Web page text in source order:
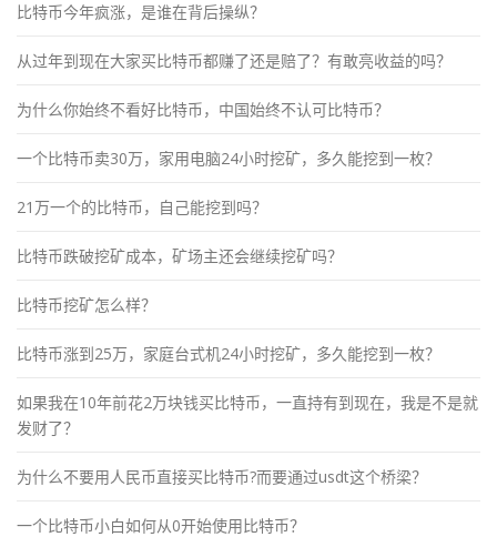
比特币今年疯涨，是谁在背后操纵？
从过年到现在大家买比特币都赚了还是赔了？有敢亮收益的吗？
为什么你始终不看好比特币，中国始终不认可比特币？
一个比特币卖30万，家用电脑24小时挖矿，多久能挖到一枚？
21万一个的比特币，自己能挖到吗？
比特币跌破挖矿成本，矿场主还会继续挖矿吗？
比特币挖矿怎么样？
比特币涨到25万，家庭台式机24小时挖矿，多久能挖到一枚？
如果我在10年前花2万块钱买比特币，一直持有到现在，我是不是就
发财了？
为什么不要用人民币直接买比特币?而要通过usdt这个桥梁？
一个比特币小白如何从0开始使用比特币？